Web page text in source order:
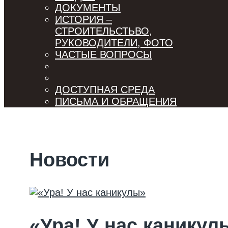
ДОКУМЕНТЫ
ИСТОРИЯ –
СТРОИТЕЛЬСТЬВО,
РУКОВОДИТЕЛИ, ФОТО
ЧАСТЫЕ ВОПРОСЫ
ДОСТУПНАЯ СРЕДА
ПИСЬМА И ОБРАЩЕНИЯ
Новости